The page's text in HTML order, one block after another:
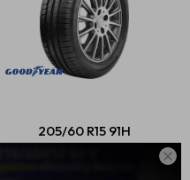

205/60 R15 91H
Goodyear Efficientgrip